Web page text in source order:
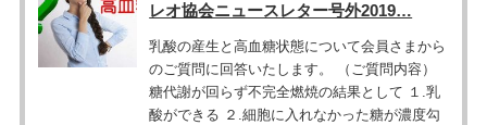
レオ協会ニュースレター号外2019…
乳酸の産生と高血糖状態について会員さまから
のご質問に回答いたします。 （ご質問内容）
糖代謝が回らず不完全燃焼の結果として １.乳
酸ができる ２.細胞に入れなかった糖が濃度勾